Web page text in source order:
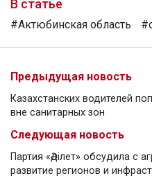
В статье
#Актюбинская область
Предыдущая новость
Казахстанских водителей
вне санитарных зон
Следующая новость
Партия «Әділет» обсудила с
развитие регионов и